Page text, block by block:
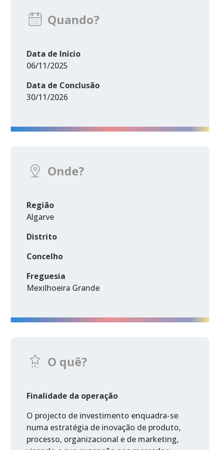
Quando?
Data de Início
06/11/2025
Data de Conclusão
30/11/2026
Onde?
Região
Algarve
Distrito
Concelho
Freguesia
Mexilhoeira Grande
O quê?
Finalidade da operação
O projecto de investimento enquadra-se
numa estratégia de inovação de produto,
processo, organizacional e de marketing,